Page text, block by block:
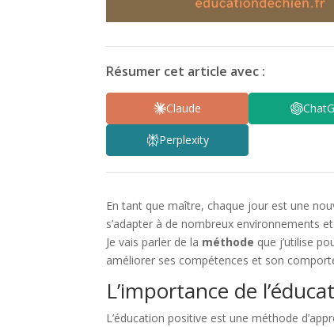
Résumer cet article avec :
Claude
Perplexity
En tant que maître, chaque jour est une
s’adapter à de nombreux environnements
Je vais parler de la méthode que j’utilise
améliorer ses compétences et son
L’importance de
L’éducation positive est une méthode